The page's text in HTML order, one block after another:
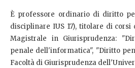
È professore ordinario di diritto
disciplinare IUS 17), titolare di
Magistrale in Giurisprudenza:
penale dell'informatica", "Diritto
Facoltà di Giurisprudenza